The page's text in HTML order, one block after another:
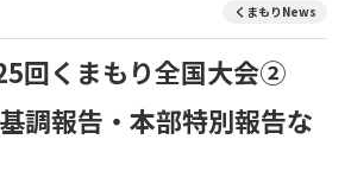
くまもりNews
回くまもり全国大会②
調報告・本部特別報告な